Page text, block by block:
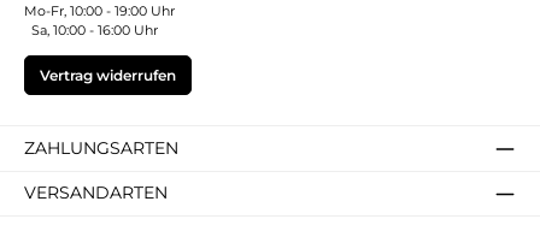
Mo-Fr, 10:00 - 19:00 Uhr
Sa, 10:00 - 16:00 Uhr
Vertrag widerrufen
ZAHLUNGSARTEN
VERSANDARTEN